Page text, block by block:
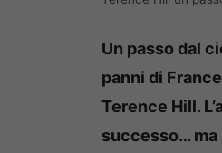
Un passo dal
panni di
Terence Hill.
successo… ma